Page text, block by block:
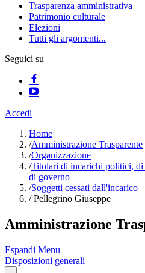
Trasparenza amministrativa
Patrimonio culturale
Elezioni
Tutti gli argomenti...
Seguici su
Accedi
Home
/Amministrazione Trasparente
/Organizzazione
/Titolari di incarichi politici, di
di governo
/Soggetti cessati dall'incarico
/Pellegrino Giuseppe
Amministrazione
Espandi Menu
Disposizioni generali